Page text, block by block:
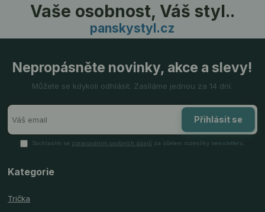
Vaše osobnost, Váš styl..
panskystyl.cz
Nepropásněte novinky, akce a slevy!
Můžete se kdykoli odhlásit. Zasíláme jednou za 14 dní.
Přihlásit se
Souhlasím se zpracováním osobních údajů za účelem rozesílky newsletteru.
Kategorie
Trička